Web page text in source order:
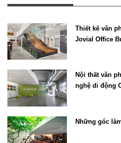
Thiết kế văn
Jovial Office
Nội thất văn
nghệ di động
Những góc